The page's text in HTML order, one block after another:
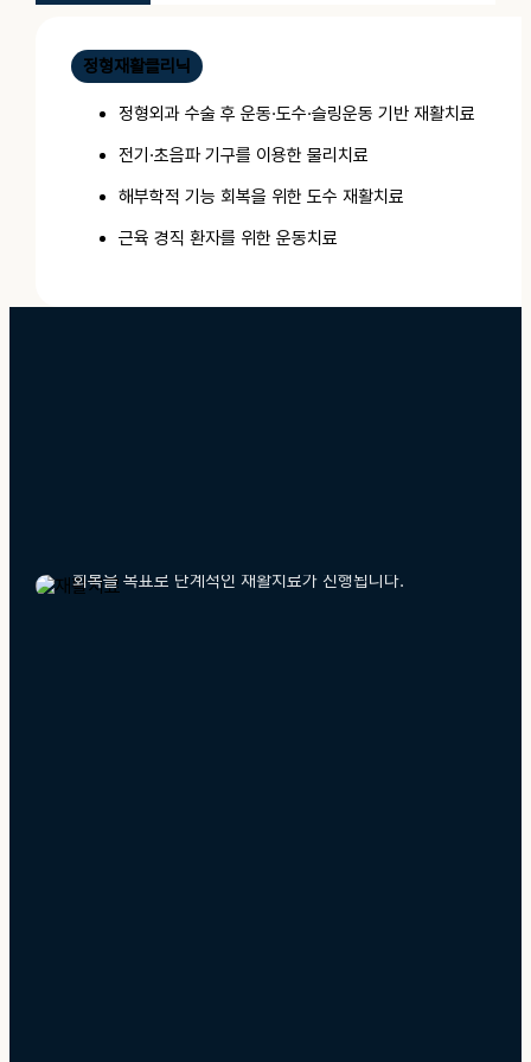
정형재활클리닉
정형외과 수술 후 운동·도수·슬링운동 기반 재활치료
전기·초음파 기구를 이용한 물리치료
해부학적 기능 회복을 위한 도수 재활치료
근육 경직 환자를 위한 운동치료
회복을 목표로 단계적인 재활치료가 진행됩니다.